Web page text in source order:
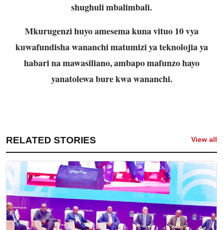
shughuli mbalimbali.
Mkurugenzi huyo amesema kuna vituo 10 vya
kuwafundisha wananchi matumizi ya teknolojia ya
habari na mawasiliano, ambapo mafunzo hayo
yanatolewa bure kwa wananchi.
RELATED STORIES View all